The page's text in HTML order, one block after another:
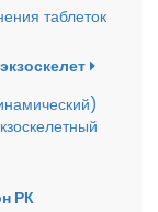
таблеток
РК